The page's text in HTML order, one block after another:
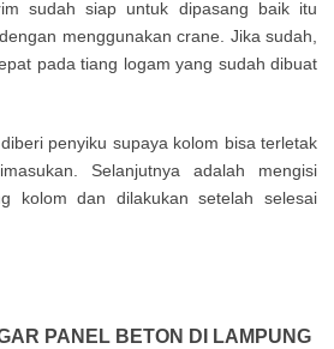
sudah siap untuk dipasang baik itu
menggunakan crane. Jika sudah,
pada tiang logam yang sudah dibuat
penyiku supaya kolom bisa terletak
Selanjutnya adalah mengisi
kolom dan dilakukan setelah selesai
PANEL BETON DI LAMPUNG